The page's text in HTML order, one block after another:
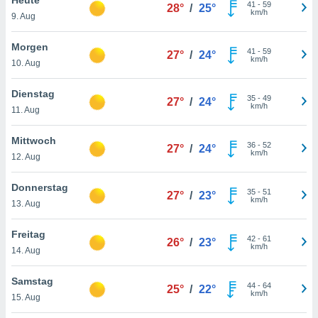
oder
Partner
es uns
das
der
Profil zu
Ihnen
finden
. Sie
jederzeit
Rand
9. Aug
28° / 25° 41 - 59
km/h
Morgen
10. Aug
27° / 24° 41 - 59
km/h
Dienstag
11. Aug
27° / 24° 35- 49
km/h
Mittwoch
12. Aug
27° / 24° 36- 52
km/h
Donnerstag
13. Aug
27° / 23° 35- 51
km/h
Freitag
14. Aug
26° / 23° 42- 61
km/h
Samstag
15. Aug
25° / 22° 44- 64
km/h